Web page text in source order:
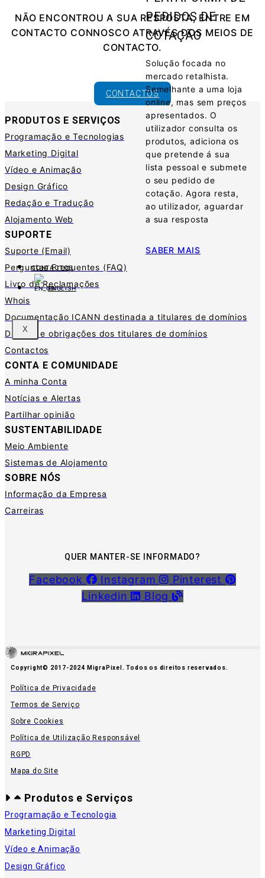
PEDIDOS DE
COTAÇÃO
Solução focada no
mercado retalhista.
Semelhante a uma loja
online, mas sem preços
apresentados. O
utilizador consulta os
produtos, adiciona os
que pretende á sua
lista pessoal e submete
o seu pedido de
cotação. Agora resta,
ao utilizador, aguardar
a sua resposta
SABER MAIS
CONTACTOS
ENGLISH
X
NÃO ENCONTROU A SUA RESPOSTA, ENTRE EM
CONTACTO CONNOSCO ATRAVÉS DOS MEIOS DE
CONTACTO.
CONTACTOS
PRODUTOS E SERVIÇOS
Programação e Tecnologias
Marketing Digital
Vídeo e Animação
Design Gráfico
Redação e Tradução
Alojamento Web
SUPORTE
Suporte (Email)
Perguntas Frequentes (FAQ)
Livro de Reclamações
Whois
Documentação ICANN destinada a titulares de domínios
Direitos e obrigações dos titulares de domínios
Contactos
CONTA E COMUNIDADE
A minha Conta
Notícias e Alertas
Partilhar opinião
SUSTENTABILIDADE
Meio Ambiente
Sistemas de Alojamento
SOBRE NÓS
Informação da Empresa
Carreiras
QUER MANTER-SE INFORMADO?
Facebook Instagram
Pinterest
Linkedin
Blog
Copyright© 2017-2024 MigraPixel. Todos os direitos reservados.
Política de Privacidade
Termos de Serviço
Sobre Cookies
Política de Utilização Responsável
RGPD
Mapa do Site
Produtos e Serviços
Programação e Tecnologia
Marketing Digital
Vídeo e Animação
Design Gráfico